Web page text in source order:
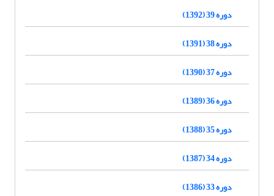
دوره 39 (1392)
دوره 38 (1391)
دوره 37 (1390)
دوره 36 (1389)
دوره 35 (1388)
دوره 34 (1387)
دوره 33 (1386)